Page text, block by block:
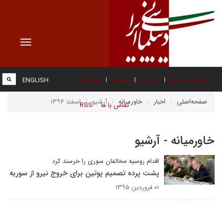
Toggle
صفحه نخست درباره ما عضویت پیوند ها
تماس با ما RSS
ENGLISH
صفحه‌اصلی اخبار خاورمیانه آرشیو اسفند ۱۳۹۴
خاورمیانه - آرشیو
اقدام روسیه مخالفان سوری را خرسند کرد
پشت‌ پرده تصمیم پوتین برای خروج نیرو از سوریه
۰۱ فروردین ۱۳۹۵